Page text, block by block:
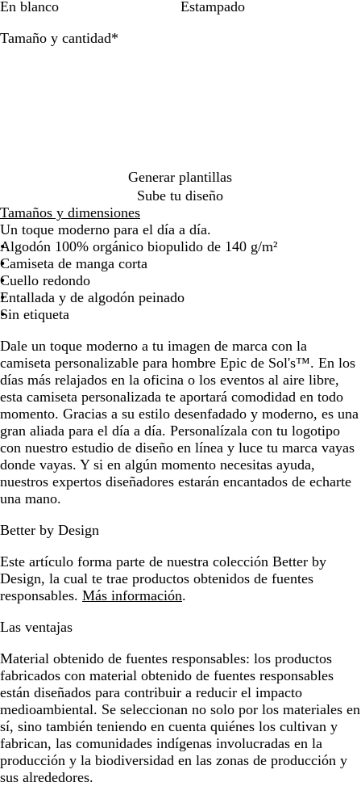
imagen
j
s
c
r
a
f
a
o
r
En blanco
Estampado
Tamaño y cantidad*
Generar plantillas
Sube tu diseño
Tamaños y dimensiones
Un toque moderno para el día a día.
Algodón 100% orgánico biopulido de 140 g/m²
Camiseta de manga corta
Cuello redondo
Entallada y de algodón peinado
Sin etiqueta
Dale un toque moderno a tu imagen de marca con la
camiseta personalizable para hombre Epic de Sol's™. En los
días más relajados en la oficina o los eventos al aire libre,
esta camiseta personalizada te aportará comodidad en todo
momento. Gracias a su estilo desenfadado y moderno, es una
gran aliada para el día a día. Personalízala con tu logotipo
con nuestro estudio de diseño en línea y luce tu marca vayas
donde vayas. Y si en algún momento necesitas ayuda,
nuestros expertos diseñadores estarán encantados de echarte
una mano.
Better by Design
Este artículo forma parte de nuestra colección Better by
Design, la cual te trae productos obtenidos de fuentes
responsables. Más información.
Las ventajas
Material obtenido de fuentes responsables: los productos
fabricados con material obtenido de fuentes responsables
están diseñados para contribuir a reducir el impacto
medioambiental. Se seleccionan no solo por los materiales en
sí, sino también teniendo en cuenta quiénes los cultivan y
fabrican, las comunidades indígenas involucradas en la
producción y la biodiversidad en las zonas de producción y
sus alrededores.